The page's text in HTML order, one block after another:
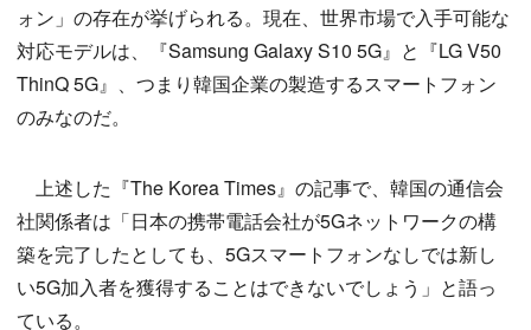
ォン」の存在が挙げられる。現在、世界市場で入手可能な
対応モデルは、『Samsung Galaxy S10 5G』と『LG V50
ThinQ 5G』、つまり韓国企業の製造するスマートフォン
のみなのだ。
上述した『The Korea Times』の記事で、韓国の通信会
社関係者は「日本の携帯電話会社が5Gネットワ​​ークの構
築を完了したとしても、5Gスマートフォンなしでは新し
い5G加入者を獲得することはできないでしょう」と語っ
ている。